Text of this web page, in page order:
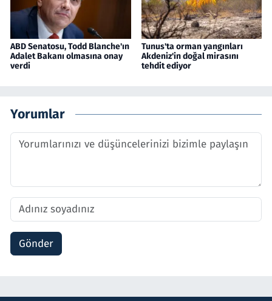
ABD Senatosu, Todd Blanche'ın
Adalet Bakanı olmasına onay
verdi
Tunus'ta orman yangınları
Akdeniz'in doğal mirasını
tehdit ediyor
Yorumlar
Gönder